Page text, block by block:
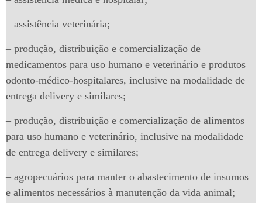
– assistência veterinária;
– produção, distribuição e comercialização de
medicamentos para uso humano e veterinário e produtos
odonto-médico-hospitalares, inclusive na modalidade de
entrega delivery e similares;
– produção, distribuição e comercialização de alimentos
para uso humano e veterinário, inclusive na modalidade
de entrega delivery e similares;
– agropecuários para manter o abastecimento de insumos
e alimentos necessários à manutenção da vida animal;